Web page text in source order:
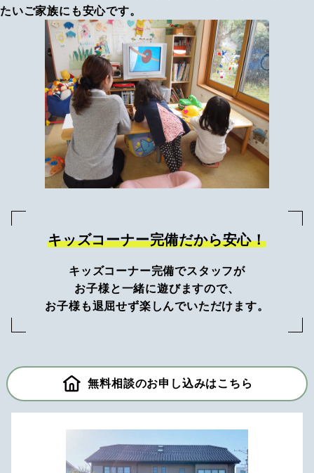
たいご家族にも安心です。
キッズコーナー完備だから安心！
キッズコーナー完備でスタッフが
お子様と一緒に遊びますので、
お子様も退屈せず楽しんでいただけます。
無料相談のお申し込みはこちら